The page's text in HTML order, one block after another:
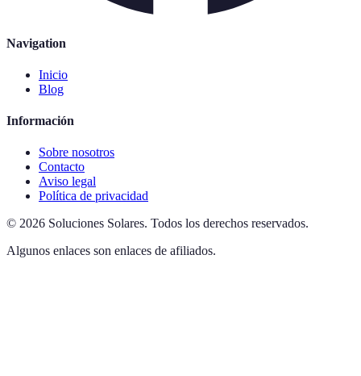
Navigation
Inicio
Blog
Información
Sobre nosotros
Contacto
Aviso legal
Política de privacidad
© 2026 Soluciones Solares. Todos los derechos reservados.
Algunos enlaces son enlaces de afiliados.